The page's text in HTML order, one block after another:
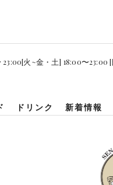
23:00[火~金・土] 18:00〜23:00
ドリンク 新着情報